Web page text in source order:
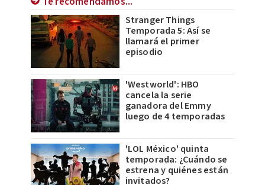
Stranger Things
Temporada 5: Así se
llamará el primer
episodio
'Westworld': HBO
cancela la serie
ganadora del Emmy
luego de 4 temporadas
'LOL México' quinta
temporada: ¿Cuándo se
estrena y quiénes están
invitados?